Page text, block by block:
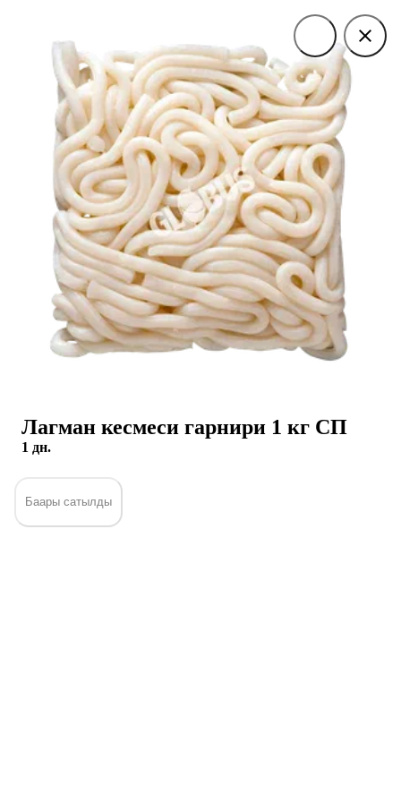
Лагман кесмеси гарнири 1 кг СП
1 дн.
Баары сатылды